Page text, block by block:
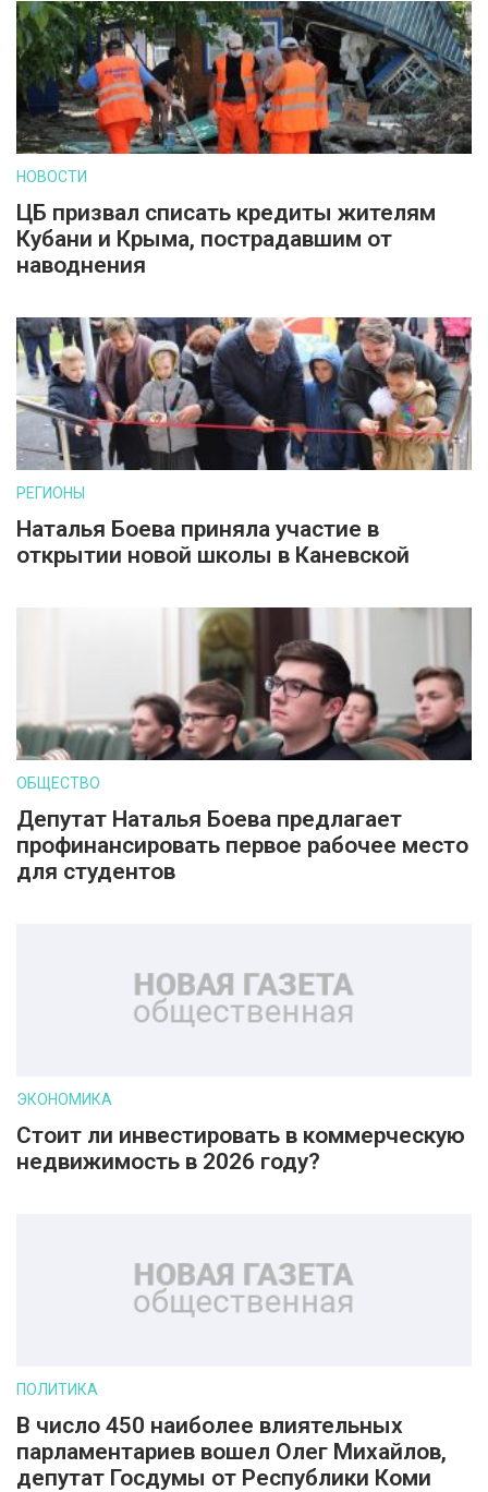
НОВОСТИ
ЦБ призвал списать кредиты жителям
Кубани и Крыма, пострадавшим от
наводнения
РЕГИОНЫ
Наталья Боева приняла участие в
открытии новой школы в Каневской
ОБЩЕСТВО
Депутат Наталья Боева предлагает
профинансировать первое рабочее место
для студентов
ЭКОНОМИКА
Стоит ли инвестировать в коммерческую
недвижимость в 2026 году?
ПОЛИТИКА
В число 450 наиболее влиятельных
парламентариев вошел Олег Михайлов,
депутат Госдумы от Республики Коми